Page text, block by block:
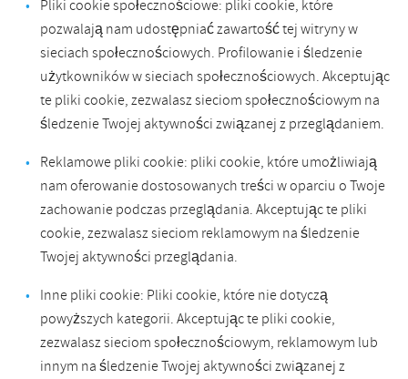
Pliki cookie społecznościowe: pliki cookie, które
pozwalają nam udostępniać zawartość tej witryny w
sieciach społecznościowych. Profilowanie i śledzenie
użytkowników w sieciach społecznościowych. Akceptując
te pliki cookie, zezwalasz sieciom społecznościowym na
śledzenie Twojej aktywności związanej z przeglądaniem.
Reklamowe pliki cookie: pliki cookie, które umożliwiają
nam oferowanie dostosowanych treści w oparciu o Twoje
zachowanie podczas przeglądania. Akceptując te pliki
cookie, zezwalasz sieciom reklamowym na śledzenie
Twojej aktywności przeglądania.
Inne pliki cookie: Pliki cookie, które nie dotyczą
powyższych kategorii. Akceptując te pliki cookie,
zezwalasz sieciom społecznościowym, reklamowym lub
innym na śledzenie Twojej aktywności związanej z